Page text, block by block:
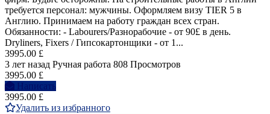
требуется персонал: мужчины. Оформляем визу TIER 5 в
Англию. Принимаем на работу граждан всех стран.
Обязанности: - Labourers/Разнорабочиe - от 90£ в день.
Dryliners, Fixers / Гипсокартонщики - от 1...
3995.00 £
3 лет назад Ручная работа 808 Просмотров
3995.00 £
Написать
3995.00 £
Удалить из избранного